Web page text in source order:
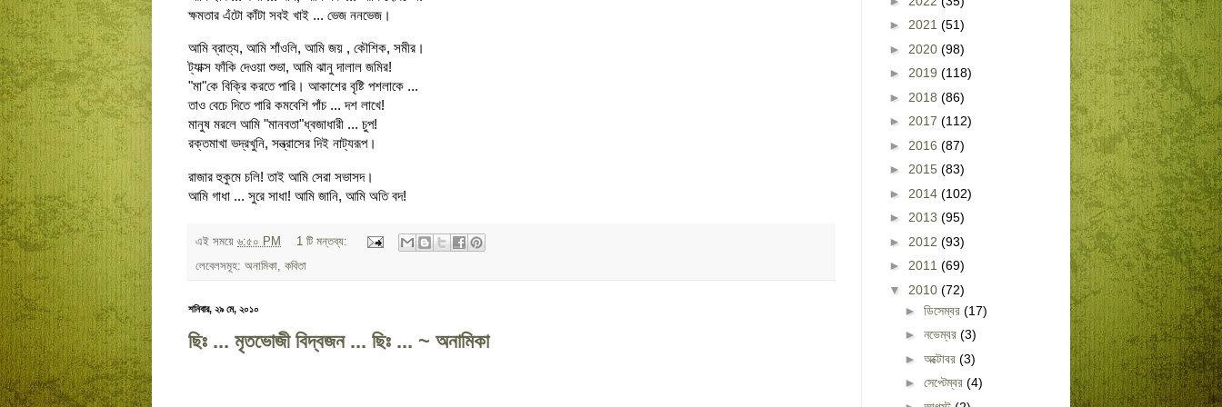
ক্ষমতার এঁটো কাঁটা সবই খাই ... ভেজ ননভেজ।
আমি ব্রাত্য, আমি শাঁওলি, আমি জয় , কৌশিক, সমীর।
ট্যাক্স ফাঁকি দেওয়া শুভা, আমি ঝানু দালাল জমির!
"মা"কে বিক্রি করতে পারি। আকাশের বৃষ্টি পশলাকে ...
তাও বেচে দিতে পারি কমবেশি পাঁচ ... দশ লাখে!
মানুষ মরলে আমি "মানবতা"ধ্বজাধারী ... চুপ!
রক্তমাখা ভদ্রখুনি, সন্ত্রাসের দিই নাট্যরূপ।
রাজার হুকুমে চলি! তাই আমি সেরা সভাসদ।
আমি গাধা ... সুরে সাধা! আমি জানি, আমি অতি বদ!
এই সময়ে ৬:৫০ PM
1 টি মন্তব্য:
লেবেলসমূহ: অনামিকা, কবিতা
শনিবার, ২৯ মে, ২০১০
ছিঃ ... মৃতভোজী বিদ্বজন ... ছিঃ ... ~ অনামিকা
► 2021 (51)
► 2020 (98)
► 2019 (118)
► 2018 (86)
► 2017 (112)
► 2016 (87)
► 2015 (83)
► 2014 (102)
► 2013 (95)
► 2012 (93)
► 2011 (69)
▼ 2010 (72)
► ডিসেম্বর (17)
► নভেম্বর (3)
► অক্টোবর (3)
► সেপ্টেম্বর (4)